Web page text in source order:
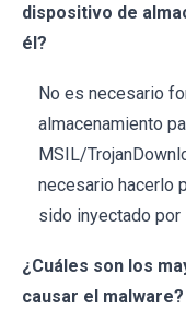
dispositivo de
él?
No es necesario
almacenamiento
MSIL/
necesario hacerlo
sido inyectado por
¿Cuáles son los
causar el malware?